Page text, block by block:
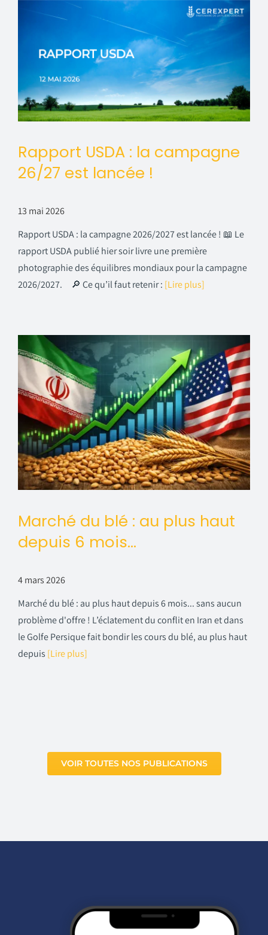
Rapport USDA : la campagne
26/27 est lancée !
13 mai 2026
Rapport USDA : la campagne 2026/2027 est lancée ! 📖 Le
rapport USDA publié hier soir livre une première
photographie des équilibres mondiaux pour la campagne
2026/2027. 🔎 Ce qu’il faut retenir : [Lire plus]
Marché du blé : au plus haut
depuis 6 mois…
4 mars 2026
Marché du blé : au plus haut depuis 6 mois... sans aucun
problème d'offre ! L’éclatement du conflit en Iran et dans
le Golfe Persique fait bondir les cours du blé, au plus haut
depuis [Lire plus]
VOIR TOUTES NOS PUBLICATIONS